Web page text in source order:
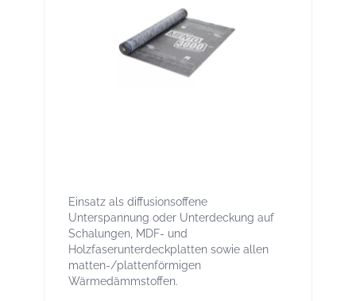
Einsatz als diffusionsoffene
Unterspannung oder Unterdeckung auf
Schalungen, MDF- und
Holzfaserunterdeckplatten sowie allen
matten-/plattenförmigen
Wärmedämmstoffen.